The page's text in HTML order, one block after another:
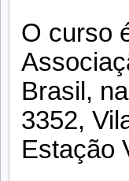
O curso
Brasil,
3352,
Estação